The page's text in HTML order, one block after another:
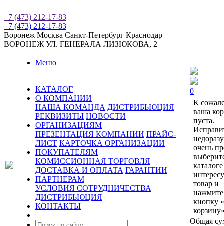
+
+7 (473) 212-17-83
+7 (473) 212-17-83
Воронеж Москва Санкт-Петербург Краснодар
ВОРОНЕЖ УЛ. ГЕНЕРАЛА ЛИЗЮКОВА, 2
Меню
КАТАЛОГ
О КОМПАНИИ
НАША КОМАНДА ДИСТРИБЬЮЦИЯ
РЕКВИЗИТЫ НОВОСТИ
ОРГАНИЗАЦИЯМ
ПРЕЗЕНТАЦИЯ КОМПАНИИ ПРАЙС-
ЛИСТ КАРТОЧКА ОРГАНИЗАЦИИ
ПОКУПАТЕЛЯМ
КОМИССИОННАЯ ТОРГОВЛЯ
ДОСТАВКА И ОПЛАТА ГАРАНТИИ
ПАРТНЕРАМ
УСЛОВИЯ СОТРУДНИЧЕСТВА
ДИСТРИБЬЮЦИЯ
КОНТАКТЫ
0
К
ваша
пуста.
очень
каталоге
товар и
нажмите
кнопку
Общая